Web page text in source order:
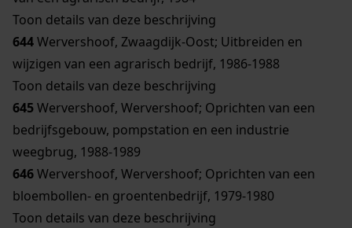
Toon details van deze beschrijving
644Wervershoof, Zwaagdijk-Oost; Uitbreiden en
wijzigen van een agrarisch bedrijf, 1986-1988
Toon details van deze beschrijving
645Wervershoof, Wervershoof; Oprichten van een
bedrijfsgebouw, pompstation en een industrie
weegbrug, 1988-1989
646Wervershoof, Wervershoof; Oprichten van een
bloembollen- en groentenbedrijf, 1979-1980
Toon details van deze beschrijving